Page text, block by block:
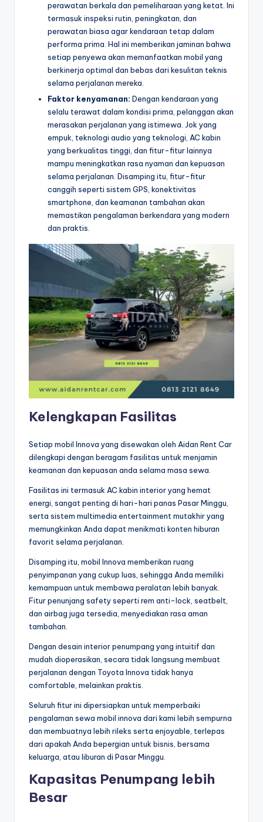
perawatan berkala dan pemeliharaan yang ketat. Ini
termasuk inspeksi rutin, peningkatan, dan
perawatan biasa agar kendaraan tetap dalam
performa prima. Hal ini memberikan jaminan bahwa
setiap penyewa akan memanfaatkan mobil yang
berkinerja optimal dan bebas dari kesulitan teknis
selama perjalanan mereka.
Faktor kenyamanan: Dengan kendaraan yang
selalu terawat dalam kondisi prima, pelanggan akan
merasakan perjalanan yang istimewa. Jok yang
empuk, teknologi audio yang teknologi, AC kabin
yang berkualitas tinggi, dan fitur-fitur lainnya
mampu meningkatkan rasa nyaman dan kepuasan
selama perjalanan. Disamping itu, fitur-fitur
canggih seperti sistem GPS, konektivitas
smartphone, dan keamanan tambahan akan
memastikan pengalaman berkendara yang modern
dan praktis.
Kelengkapan Fasilitas
Setiap mobil Innova yang disewakan oleh Aidan Rent Car
dilengkapi dengan beragam fasilitas untuk menjamin
keamanan dan kepuasan anda selama masa sewa.
Fasilitas ini termasuk AC kabin interior yang hemat
energi, sangat penting di hari-hari panas Pasar Minggu,
serta sistem multimedia entertainment mutakhir yang
memungkinkan Anda dapat menikmati konten hiburan
favorit selama perjalanan.
Disamping itu, mobil Innova memberikan ruang
penyimpanan yang cukup luas, sehingga Anda memiliki
kemampuan untuk membawa peralatan lebih banyak.
Fitur penunjang safety seperti rem anti-lock, seatbelt,
dan airbag juga tersedia, menyediakan rasa aman
tambahan.
Dengan desain interior penumpang yang intuitif dan
mudah dioperasikan, secara tidak langsung membuat
perjalanan dengan Toyota Innova tidak hanya
comfortable, melainkan praktis.
Seluruh fitur ini dipersiapkan untuk memperbaiki
pengalaman sewa mobil innova dari kami lebih sempurna
dan membuatnya lebih rileks serta enjoyable, terlepas
dari apakah Anda bepergian untuk bisnis, bersama
keluarga, atau liburan di Pasar Minggu.
Kapasitas Penumpang lebih
Besar